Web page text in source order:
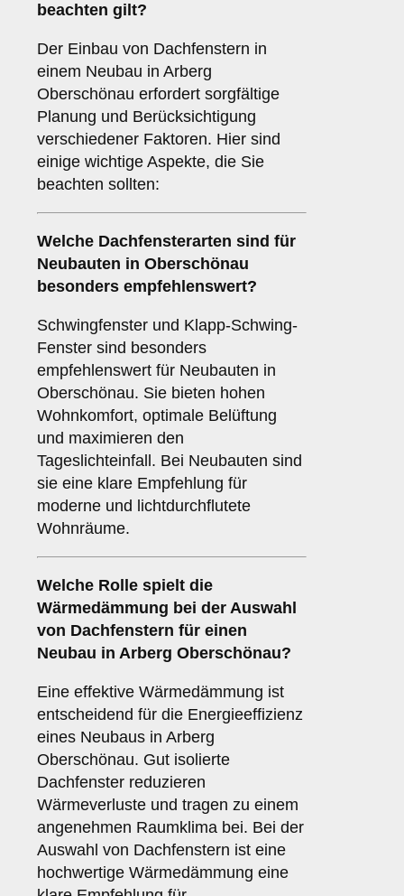
beachten gilt?
Der Einbau von Dachfenstern in
einem Neubau in Arberg
Oberschönau erfordert sorgfältige
Planung und Berücksichtigung
verschiedener Faktoren. Hier sind
einige wichtige Aspekte, die Sie
beachten sollten:
Welche Dachfensterarten sind für
Neubauten in Oberschönau
besonders empfehlenswert?
Schwingfenster und Klapp-Schwing-
Fenster sind besonders
empfehlenswert für Neubauten in
Oberschönau. Sie bieten hohen
Wohnkomfort, optimale Belüftung
und maximieren den
Tageslichteinfall. Bei Neubauten sind
sie eine klare Empfehlung für
moderne und lichtdurchflutete
Wohnräume.
Welche Rolle spielt die
Wärmedämmung bei der Auswahl
von Dachfenstern für einen
Neubau in Arberg Oberschönau?
Eine effektive Wärmedämmung ist
entscheidend für die Energieeffizienz
eines Neubaus in Arberg
Oberschönau. Gut isolierte
Dachfenster reduzieren
Wärmeverluste und tragen zu einem
angenehmen Raumklima bei. Bei der
Auswahl von Dachfenstern ist eine
hochwertige Wärmedämmung eine